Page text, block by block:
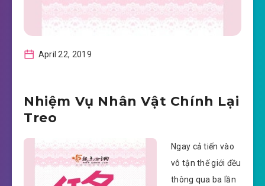
April 22, 2019
Nhiệm Vụ Nhân Vật Chính Lại
Treo
Ngay cả tiến vào
vô tận thế giới đều
thông qua ba lần